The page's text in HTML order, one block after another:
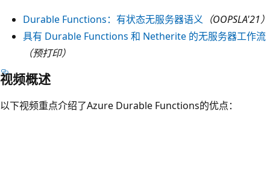
Durable Functions：有状态无服务器语义 （OOPSLA'21）
具有 Durable Functions 和 Netherite 的无服务器工作流
（预打印）
视频概述
以下视频重点介绍了Azure Durable Functions的优点：